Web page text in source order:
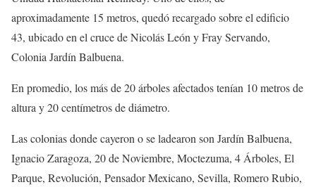
aproximadamente 15 metros, quedó recargado sobre el edificio
43, ubicado en el cruce de Nicolás León y Fray Servando,
Colonia Jardín Balbuena.
En promedio, los más de 20 árboles afectados tenían 10 metros de
altura y 20 centímetros de diámetro.
Las colonias donde cayeron o se ladearon son Jardín Balbuena,
Ignacio Zaragoza, 20 de Noviembre, Moctezuma, 4 Árboles, El
Parque, Revolución, Pensador Mexicano, Sevilla, Romero Rubio,